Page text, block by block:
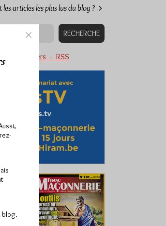
les articles les plus lus du blog ?
Newsletters - RSS
blog.